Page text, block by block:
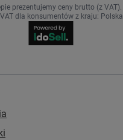
prezentujemy ceny brutto (z VAT).
dla konsumentów z kraju: Polska